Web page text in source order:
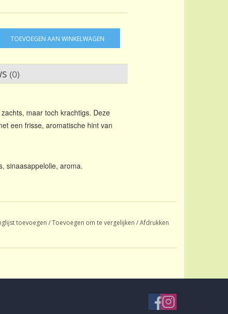
TOEVOEGEN AAN WINKELWAGEN
(0)
maar toch krachtigs. Deze
een frisse, aromatische hint van
sinaasappelolie, aroma.
toevoegen /Toevoegen om te vergelijken /Afdrukken